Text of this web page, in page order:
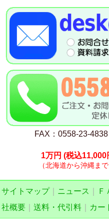
FAX：0558-23-
1万円 (税込11,000
（北海道から沖縄ま
サイトマップ｜ ニュース Ｆ
社概要
送料・代引料 カー